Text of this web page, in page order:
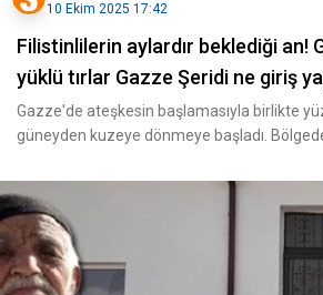
10 Ekim 2025 17:42
Filistinlilerin aylardır beklediği an!
yüklü tırlar Gazze Şeridi ne giriş
Gazze'de ateşkesin başlamasıyla birlikte
güneyden kuzeye dönmeye başladı.